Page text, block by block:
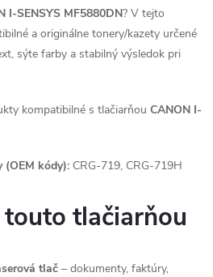
I-SENSYS MF5880DN? V tejto
a originálne tonery/kazety určené
sýte farby a stabilný výsledok pri
kompatibilné s tlačiarňou CANON I-
(OEM kódy): CRG-719, CRG-719H
tlačiarňou
tlač – dokumenty, faktúry,